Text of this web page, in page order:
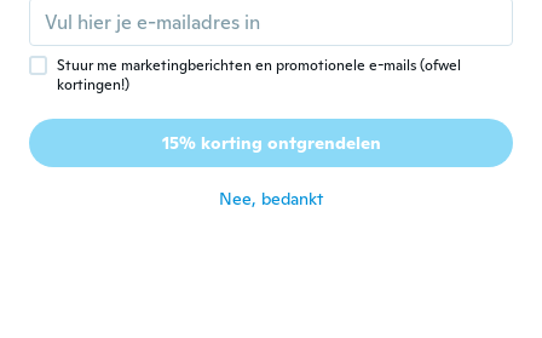
ongeveer 5 jaar geleden
S Lid geworden van 2020 · 198 beoordelingen · 1 uploads
Stuur me marketingberichten en promotionele e-mails (ofwel
kortingen!)
15% korting ontgrendelen
Nee, bedankt